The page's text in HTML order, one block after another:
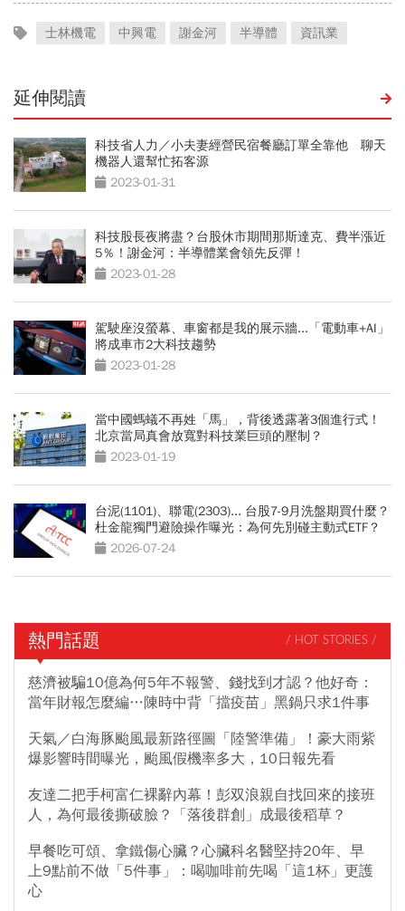
士林機電 中興電 謝金河 半導體 資訊業
延伸閱讀
科技省人力／小夫妻經營民宿餐廳訂單全靠他 聊天
機器人還幫忙拓客源
2023-01-31
科技股長夜將盡？台股休市期間那斯達克、費半漲近
5％！謝金河：半導體業會領先反彈！
2023-01-28
駕駛座沒螢幕、車窗都是我的展示牆...「電動車+AI」
將成車市2大科技趨勢
2023-01-28
當中國螞蟻不再姓「馬」，背後透露著3個進行式！
北京當局真會放寬對科技業巨頭的壓制？
2023-01-19
台泥(1101)、聯電(2303)... 台股7-9月洗盤期買什麼？
杜金龍獨門避險操作曝光：為何先別碰主動式ETF？
2026-07-24
熱門話題 / HOT STORIES /
慈濟被騙10億為何5年不報警、錢找到才認？他好奇：
當年財報怎麼編…陳時中背「擋疫苗」黑鍋只求1件事
天氣／白海豚颱風最新路徑圖「陸警準備」！豪大雨紫
爆影響時間曝光，颱風假機率多大，10日報先看
友達二把手柯富仁裸辭內幕！彭双浪親自找回來的接班
人，為何最後撕破臉？「落後群創」成最後稻草？
早餐吃可頌、拿鐵傷心臟？心臟科名醫堅持20年、早
上9點前不做「5件事」：喝咖啡前先喝「這1杯」更護
心